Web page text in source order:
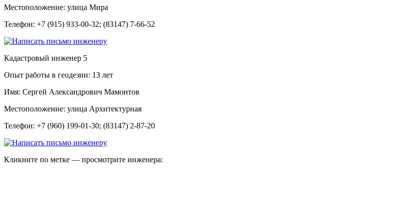
Местоположение: улица Мира
Телефон: +7 (915) 933-00-32; (83147) 7-66-52
Кадастровый инженер 5
Опыт работы в геодезии: 13 лет
Имя: Сергей Александрович Мамонтов
Местоположение: улица Архитектурная
Телефон: +7 (960) 199-01-30; (83147) 2-87-20
Кликните по метке — просмотрите инженера: